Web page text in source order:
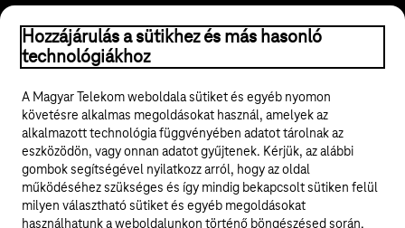
© 2026 Magyar Telekom Nyrt.
ÁSZF
Adatvédelem
Felhívások
Hozzájárulás a sütikhez és más hasonló
technológiákhoz
A Magyar Telekom weboldala sütiket és egyéb nyomon
követésre alkalmas megoldásokat használ, amelyek az
alkalmazott technológia függvényében adatot tárolnak az
eszközödön, vagy onnan adatot gyűjtenek. Kérjük, az alábbi
gombok segítségével nyilatkozz arról, hogy az oldal
működéséhez szükséges és így mindig bekapcsolt sütiken felül
milyen választható sütiket és egyéb megoldásokat
használhatunk a weboldalunkon történő böngészésed során.